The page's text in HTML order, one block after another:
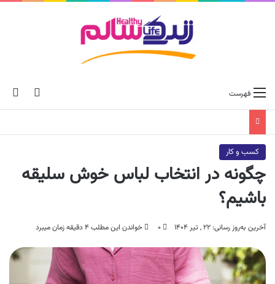
skin فهرست
کسب و کار
چگونه در انتخاب لباس خوش سلیقه
باشیم؟
آخرین به‌روز رسانی: ۲۲ , تیر ۱۴۰۴ ۰ خواندن این مطلب ۴ دقیقه زمان میبرد